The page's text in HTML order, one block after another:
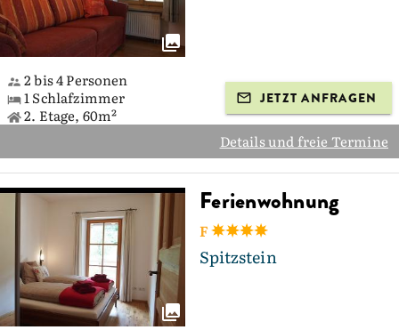
2 bis 4 Personen
1 Schlafzimmer
2. Etage, 60m²
JETZT ANFRAGEN
Details und freie Termine
Ferienwohnung
F
Spitzstein